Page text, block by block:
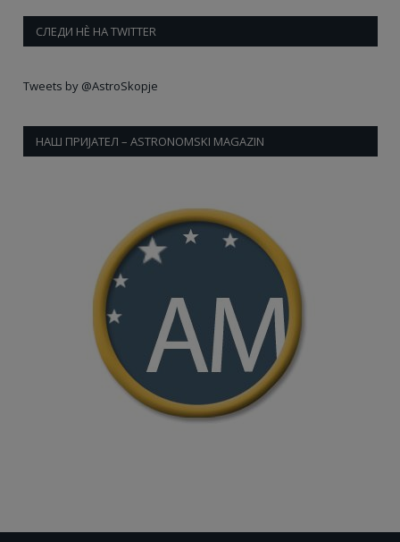
СЛЕДИ НÈ НА TWITTER
Tweets by @AstroSkopje
НАШ ПРИЈАТЕЛ – ASTRONOMSKI MAGAZIN